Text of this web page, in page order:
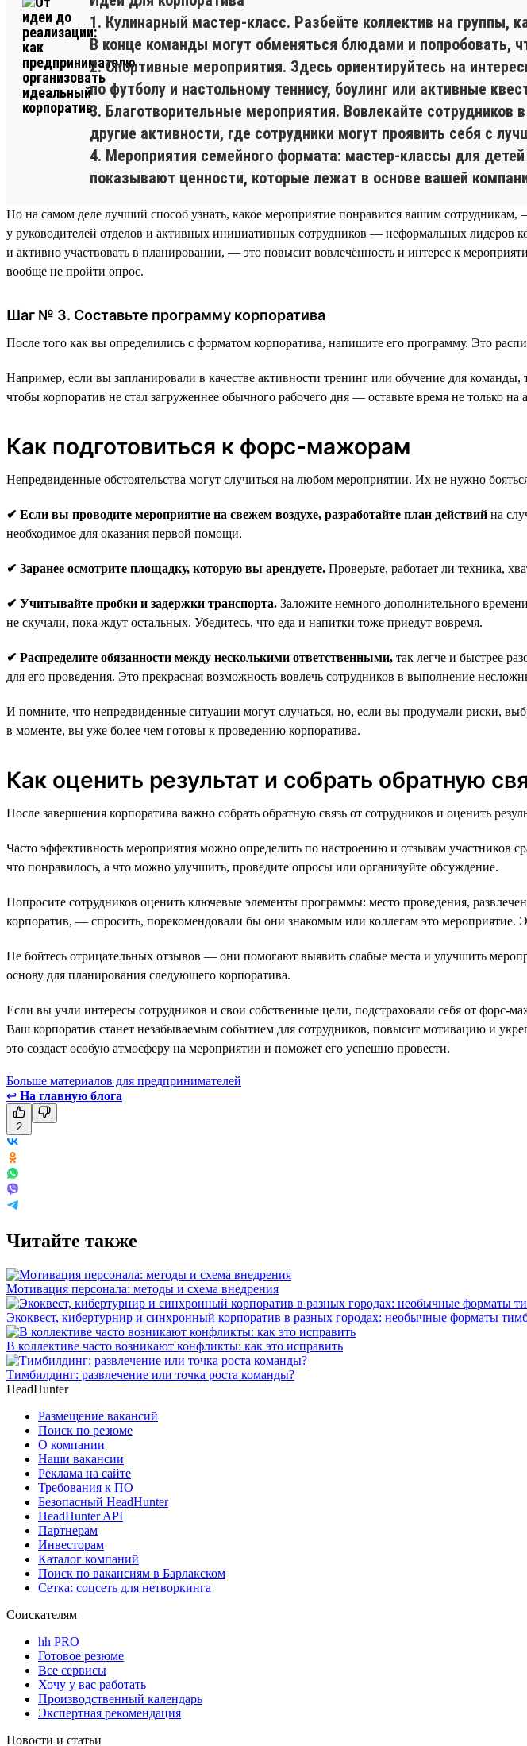
1. Кулинарный мастер-класс. Разбейте коллектив на группы,
В конце команды могут обменяться блюдами и попробовать,
2. Спортивные мероприятия. Здесь ориентируйтесь на
по футболу и настольному теннису, боулинг или активные
3. Благотворительные мероприятия. Вовлекайте
другие активности, где сотрудники могут проявить себя с
4. Мероприятия семейного формата: мастер-классы для
показывают ценности, которые лежат в основе вашей
Но на самом деле лучший способ узнать, какое мероприятие понравится вашим
у руководителей отделов и активных инициативных сотрудников — неформальных лидеров
и активно участвовать в планировании, — это повысит вовлечённость и интерес к
вообще не пройти опрос.
Шаг № 3. Составьте программу корпоратива
После того как вы определились с форматом корпоратива, напишите его программу. Это
Например, если вы запланировали в качестве активности тренинг или обучение для
чтобы корпоратив не стал загруженнее обычного рабочего дня — оставьте время не только
Как подготовиться к форс-мажорам
Непредвиденные обстоятельства могут случиться на любом мероприятии. Их не нужно
✔ Если вы проводите мероприятие на свежем воздухе, разработайте план действий на
необходимое для оказания первой помощи.
✔ Заранее осмотрите площадку, которую вы арендуете. Проверьте, работает ли техника,
✔ Учитывайте пробки и задержки транспорта. Заложите немного дополнительного
не скучали, пока ждут остальных. Убедитесь, что еда и напитки тоже приедут вовремя.
✔ Распределите обязанности между несколькими ответственными, так легче и быстрее
для его проведения. Это прекрасная возможность вовлечь сотрудников в выполнение
И помните, что непредвиденные ситуации могут случаться, но, если вы продумали риски,
в моменте, вы уже более чем готовы к проведению корпоратива.
Как оценить результат и собрать обратную
После завершения корпоратива важно собрать обратную связь от сотрудников и оценить
Часто эффективность мероприятия можно определить по настроению и отзывам участников
что понравилось, а что можно улучшить, проведите опросы или организуйте обсуждение.
Попросите сотрудников оценить ключевые элементы программы: место проведения,
корпоратив, — спросить, порекомендовали бы они знакомым или коллегам это мероприятие.
Не бойтесь отрицательных отзывов — они помогают выявить слабые места и улучшить
основу для планирования следующего корпоратива.
Если вы учли интересы сотрудников и свои собственные цели, подстраховали себя от форс-
Ваш корпоратив станет незабываемым событием для сотрудников, повысит мотивацию и
это создаст особую атмосферу на мероприятии и поможет его успешно провести.
Больше материалов для предпринимателей
↩ На главную блога
2
Читайте также
Мотивация персонала: методы и схема внедрения
Экоквест, кибертурнир и синхронный корпоратив в разных городах: необычные форматы
В коллективе часто возникают конфликты: как это исправить
Тимбилдинг: развлечение или точка роста команды?
HeadHunter
Размещение вакансий
Поиск по резюме
О компании
Наши вакансии
Реклама на сайте
Требования к ПО
Безопасный HeadHunter
HeadHunter API
Партнерам
Инвесторам
Каталог компаний
Поиск по вакансиям в Барлакском
Сетка: соцсеть для нетворкинга
Соискателям
hh PRO
Готовое резюме
Все сервисы
Хочу у вас работать
Производственный календарь
Экспертная рекомендация
Новости и статьи